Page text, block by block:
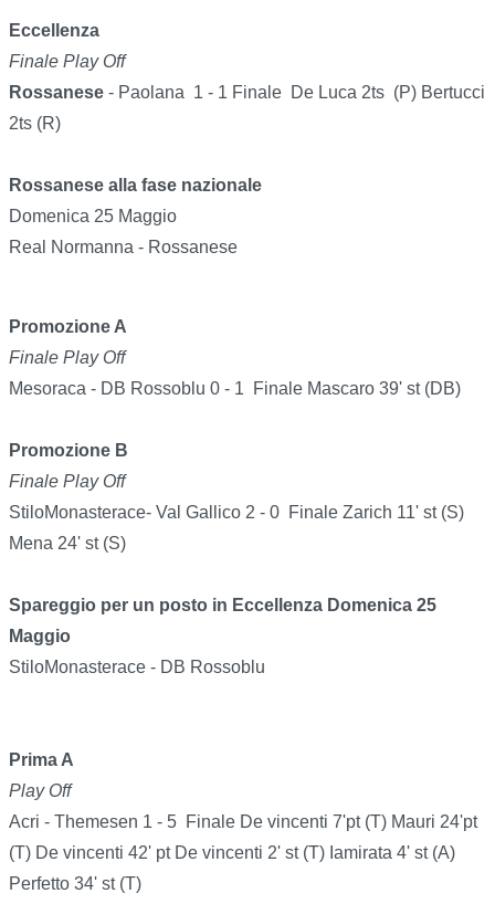
Eccellenza
Finale Play Off
Rossanese - Paolana 1 - 1 Finale De Luca 2ts (P) Bertucci
2ts (R)
Rossanese alla fase nazionale
Domenica 25 Maggio
Real Normanna - Rossanese
Promozione A
Finale Play Off
Mesoraca - DB Rossoblu 0 - 1 Finale Mascaro 39' st (DB)
Promozione B
Finale Play Off
StiloMonasterace- Val Gallico 2 - 0 Finale Zarich 11' st (S)
Mena 24' st (S)
Spareggio per un posto in Eccellenza Domenica 25
Maggio
StiloMonasterace - DB Rossoblu
Prima A
Play Off
Acri - Themesen 1 - 5 Finale De vincenti 7'pt (T) Mauri 24'pt
(T) De vincenti 42' pt De vincenti 2' st (T) Iamirata 4' st (A)
Perfetto 34' st (T)